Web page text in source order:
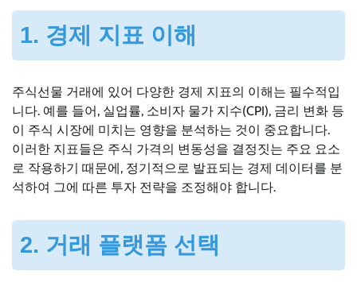
1. 경제 지표 이해
주식선물 거래에 있어 다양한 경제 지표의 이해는 필수적입
니다. 예를 들어, 실업률, 소비자 물가 지수(CPI), 금리 변화 등
이 주식 시장에 미치는 영향을 분석하는 것이 중요합니다.
이러한 지표들은 주식 가격의 변동성을 결정짓는 주요 요소
로 작용하기 때문에, 정기적으로 발표되는 경제 데이터를 분
석하여 그에 따른 투자 전략을 조정해야 합니다.
2. 거래 플랫폼 선택